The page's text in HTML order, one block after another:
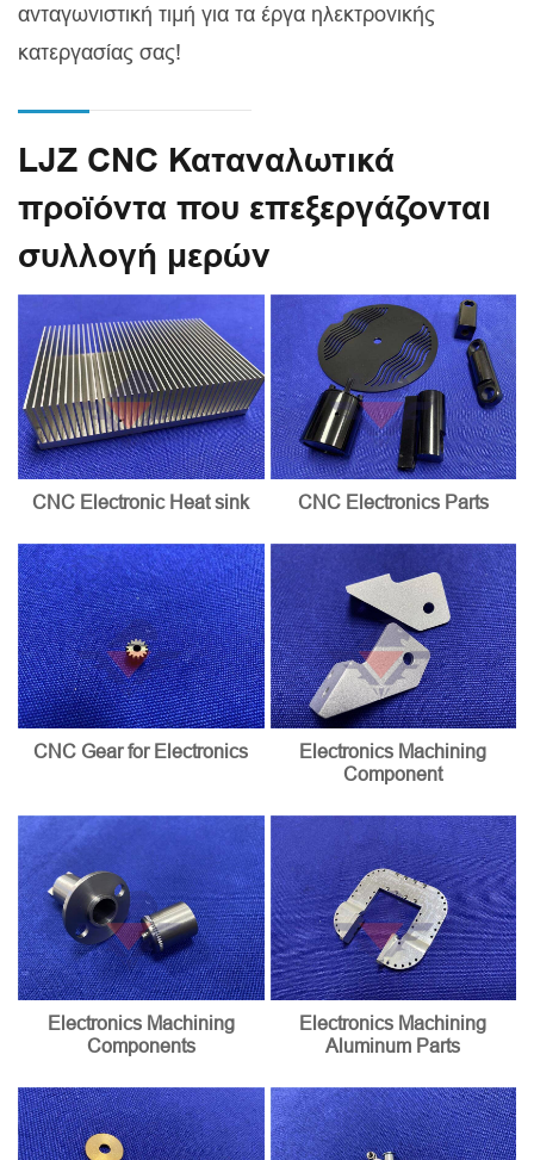
ανταγωνιστική τιμή για τα έργα ηλεκτρονικής
κατεργασίας σας!
LJZ CNC Καταναλωτικά
προϊόντα που επεξεργάζονται
συλλογή μερών
CNC Electronic Heat sink CNC Electronics Parts
CNC Gear for Electronics
Electronics Machining
Component
Electronics Machining
Components
Electronics Machining
Aluminum Parts